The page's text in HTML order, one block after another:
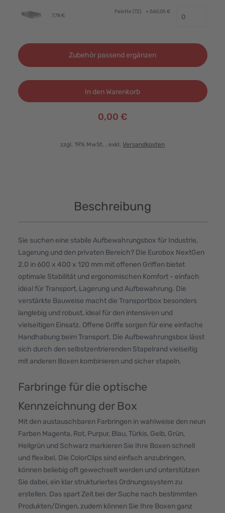
7,78 €
Palette (72) + 560,05 €
Zubehör passend ergänzen
In den Warenkorb
0,00 €
zzgl. 19% MwSt. , exkl. Versandkosten
Beschreibung
Sie suchen eine stabile Aufbewahrungsbox für Industrie,
Lagerung und den privaten Bereich? Die Eurobox NextGen
2.0 in 600 x 400 x 120 mm mit offenen Griffen bietet
optimale Stabilität und ergonomischen Komfort - einfach
ideal für Transport, Lagerung und Aufbewahrung. Die
verstärkte Bauweise macht die Transportbox besonders
langlebig und robust, ideal für den intensiven und
vielseitigen Einsatz. Offene Griffe sorgen für eine einfache
Handhabung beim Transport. Die Aufbewahrungsbox lässt
sich durch den selbstzentrierenden Stapelrand vielseitig
mit anderen Boxen kombinieren und sicher stapeln.
Farbringe für die optische
Kennzeichnung der Box
Mit den austauschbaren Farbringen in wahlweise den neun
Farben Magenta, Rot, Purpur, Blau, Türkis, Gelb, Grün,
Hellgrün und Schwarz markieren Sie Ihre Boxen schnell
und flexibel. Die ColorClips sind einfach anzubringen,
können beliebig oft gewechselt werden und unterstützen
Sie dabei, ein klar strukturiertes Ordnungssystem zu
erstellen. Das spart Zeit bei der Suche nach bestimmten
Produkten/Dingen, zudem können Sie Ihre Boxen ganz